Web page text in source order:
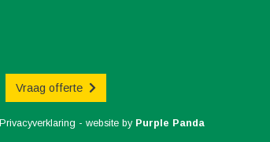
Vraag offerte
Privacyverklaring - website by Purple Panda